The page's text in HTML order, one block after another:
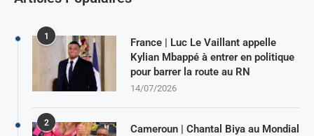
1
France | Luc Le Vaillant appelle
Kylian Mbappé à entrer en politique
pour barrer la route au RN
14/07/2026
2
Cameroun | Chantal Biya au Mondial